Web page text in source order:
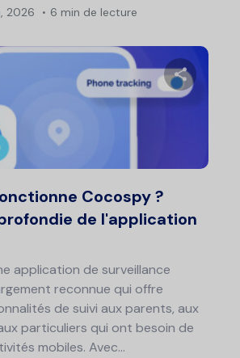
2026 6 min de lecture
Cocospy ?
de l'application
application de surveillance
reconnue qui offre
de suivi aux parents, aux
particuliers qui ont besoin de
mobiles. Avec…